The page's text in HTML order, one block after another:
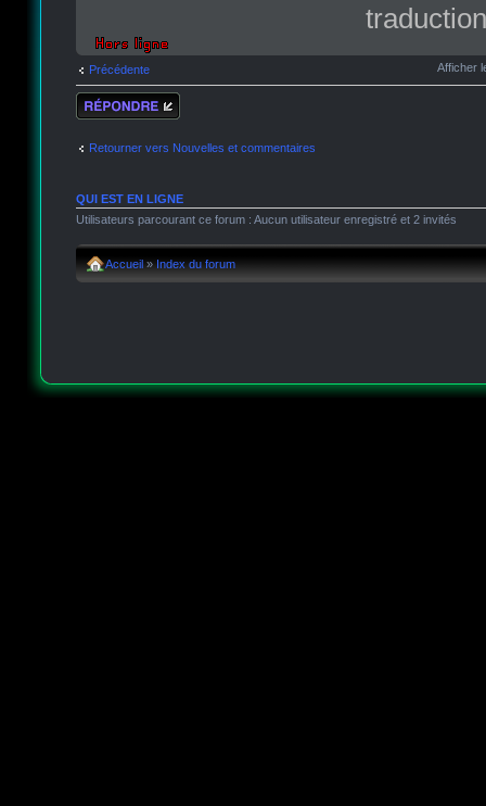
Précédente Afficher
Répondre
Retourner vers Nouvelles et commentaires
QUI EST EN LIGNE
Utilisateurs parcourant ce forum : Aucun utilisateur enregistré et 2 invités
Accueil » Index du forum